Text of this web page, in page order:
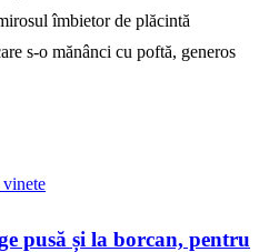
îmbietor de plăcintă
s-o mănânci cu poftă, generos
pusă și la borcan, pentru